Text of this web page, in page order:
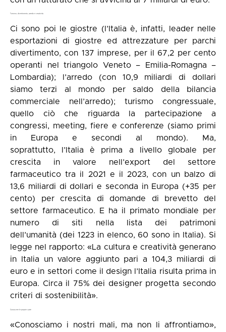
Turismo, divertimento, arredo e creatività
Ci sono poi le giostre (l’Italia è, infatti, leader nelle
esportazioni di giostre ed attrezzature per parchi
divertimento, con 137 imprese, per il 67,2 per cento
operanti nel triangolo Veneto – Emilia-Romagna –
Lombardia); l’arredo (con 10,9 miliardi di dollari
siamo terzi al mondo per saldo della bilancia
commerciale nell’arredo); turismo congressuale,
quello ciò che riguarda la partecipazione a
congressi, meeting, fiere e conferenze (siamo primi
in Europa e secondi al mondo). Ma,
soprattutto, l’Italia è prima a livello globale per
crescita in valore nell’export del settore
farmaceutico tra il 2021 e il 2023, con un balzo di
13,6 miliardi di dollari e seconda in Europa (+35 per
cento) per crescita di domande di brevetto del
settore farmaceutico. E ha il primato mondiale per
numero di siti nella lista dei patrimoni
dell’umanità (dei 1223 in elenco, 60 sono in Italia). Si
legge nel rapporto: «La cultura e creatività generano
in Italia un valore aggiunto pari a 104,3 miliardi di
euro e in settori come il design l’Italia risulta prima in
Europa. Circa il 75% dei designer progetta secondo
criteri di sostenibilità».
«Conosciamo i nostri mali, ma non li affrontiamo»,